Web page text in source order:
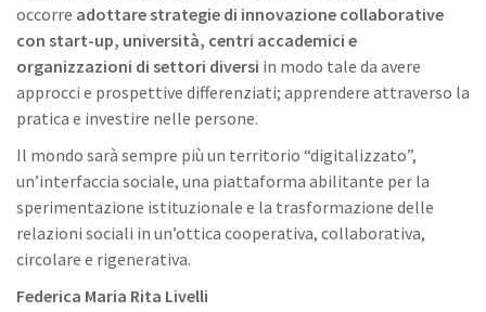
occorre adottare strategie di innovazione collaborative
con start-up, università, centri accademici e
organizzazioni di settori diversi in modo tale da avere
approcci e prospettive differenziati; apprendere attraverso la
pratica e investire nelle persone.
Il mondo sarà sempre più un territorio “digitalizzato”,
un’interfaccia sociale, una piattaforma abilitante per la
sperimentazione istituzionale e la trasformazione delle
relazioni sociali in un’ottica cooperativa, collaborativa,
circolare e rigenerativa.
Federica Maria Rita Livelli